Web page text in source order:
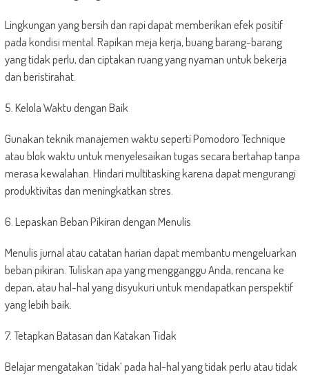
Lingkungan yang bersih dan rapi dapat memberikan efek positif
pada kondisi mental. Rapikan meja kerja, buang barang-barang
yang tidak perlu, dan ciptakan ruang yang nyaman untuk bekerja
dan beristirahat.
5. Kelola Waktu dengan Baik
Gunakan teknik manajemen waktu seperti Pomodoro Technique
atau blok waktu untuk menyelesaikan tugas secara bertahap tanpa
merasa kewalahan. Hindari multitasking karena dapat mengurangi
produktivitas dan meningkatkan stres.
6. Lepaskan Beban Pikiran dengan Menulis
Menulis jurnal atau catatan harian dapat membantu mengeluarkan
beban pikiran. Tuliskan apa yang mengganggu Anda, rencana ke
depan, atau hal-hal yang disyukuri untuk mendapatkan perspektif
yang lebih baik.
7. Tetapkan Batasan dan Katakan Tidak
Belajar mengatakan ‘tidak’ pada hal-hal yang tidak perlu atau tidak